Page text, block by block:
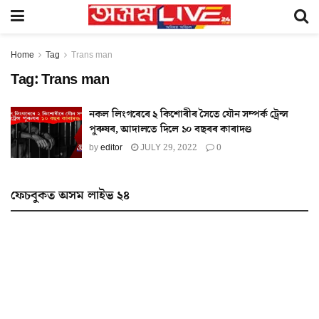
Home Tag Trans man
Tag:Trans man
নকল লিংগৰেৰে ২ কিশোৰীৰ সৈতে যৌন সম্পৰ্ক ট্ৰেন্স
পুৰুষৰ, আদালতে দিলে ১০ বছৰৰ কাৰাদণ্ড
byeditor JULY 29, 2022 0
ফেচবুকত অসম লাইভ ২৪